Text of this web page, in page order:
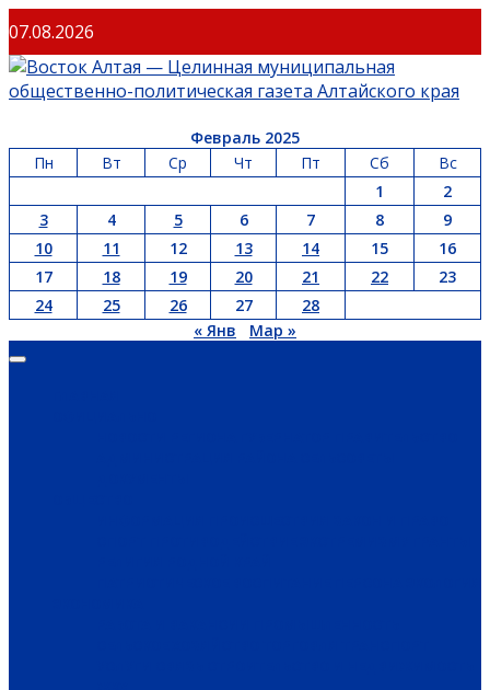
Перейти
к
содержимому
07.08.2026
Февраль 2025
Пн
Вт Ср Чт Пт Сб
Вс
1
2
3
4 5 6 7 8
9
10
11 12 13 14 15
16
17
18 19 20 21 22
23
24
25 26 27
28
« Янв
Мар »
Основное